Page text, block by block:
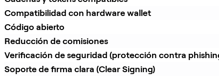
Compatibilidad con hardware wallet
Código abierto
Reducción de comisiones
Verificación de seguridad (protección contra
Soporte de firma clara (Clear Signing)